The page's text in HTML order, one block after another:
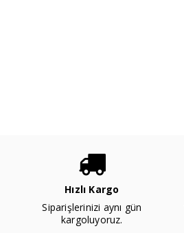
Hızlı Kargo
Siparişlerinizi aynı gün
kargoluyoruz.